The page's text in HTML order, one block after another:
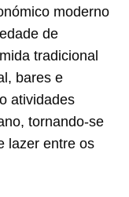
moderno
de
tradicional
bares e
atividades
tornando-se
lazer entre os